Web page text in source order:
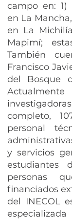
campo en: 1)
en La
en La
Mapimí;
También
Francisco
del Bosque
completo,
personal
y servicios
estudiantes
personas
financiados
del INECOL